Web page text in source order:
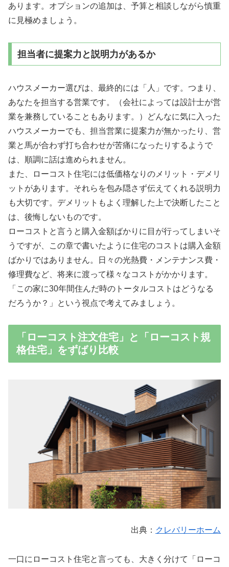
あります。オプションの追加は、予算と相談しながら慎重
に見極めましょう。
担当者に提案力と説明力があるか
ハウスメーカー選びは、最終的には「人」です。つまり、
あなたを担当する営業です。（会社によっては設計士が営
業を兼務していることもあります。）どんなに気に入った
ハウスメーカーでも、担当営業に提案力が無かったり、営
業と馬が合わず打ち合わせが苦痛になったりするようで
は、順調に話は進められません。
また、ローコスト住宅には低価格なりのメリット・デメリ
ットがあります。それらを包み隠さず伝えてくれる説明力
も大切です。デメリットもよく理解した上で決断したこと
は、後悔しないものです。
ローコストと言うと購入金額ばかりに目が行ってしまいそ
うですが、この章で書いたように住宅のコストは購入金額
ばかりではありません。日々の光熱費・メンテナンス費・
修理費など、将来に渡って様々なコストがかかります。
「この家に30年間住んだ時のトータルコストはどうなる
だろうか？」という視点で考えてみましょう。
「ローコスト注文住宅」と「ローコスト規
格住宅」をずばり比較
出典： クレバリーホーム
一口にローコスト住宅と言っても、大きく分けて「ローコ